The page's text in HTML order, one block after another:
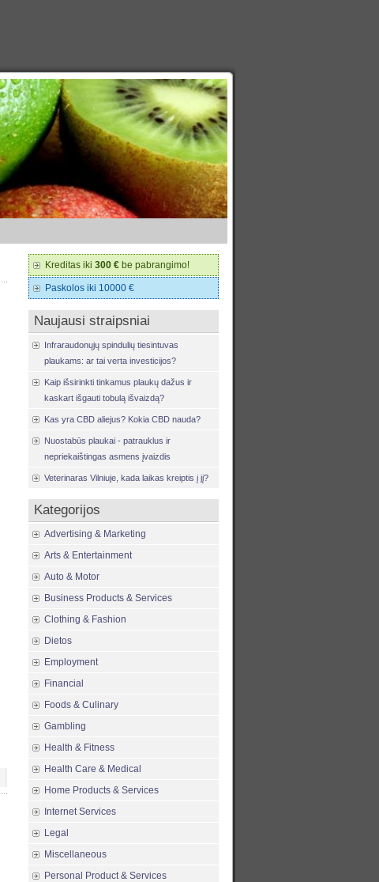
Kreditas iki 300 € be pabrangimo!
Paskolos iki 10000 €
Naujausi straipsniai
Infraraudonųjų spindulių tiesintuvas
plaukams: ar tai verta investicijos?
Kaip išsirinkti tinkamus plaukų dažus ir
kaskart išgauti tobulą išvaizdą?
Kas yra CBD aliejus? Kokia CBD nauda?
Nuostabūs plaukai - patrauklus ir
nepriekaištingas asmens įvaizdis
Veterinaras Vilniuje, kada laikas kreiptis į jį?
Kategorijos
Advertising & Marketing
Arts & Entertainment
Auto & Motor
Business Products & Services
Clothing & Fashion
Dietos
Employment
Financial
Foods & Culinary
Gambling
Health & Fitness
Health Care & Medical
Home Products & Services
Internet Services
Legal
Miscellaneous
Personal Product & Services